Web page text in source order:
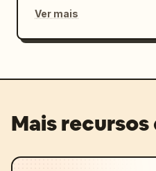
Ver mais
Mais